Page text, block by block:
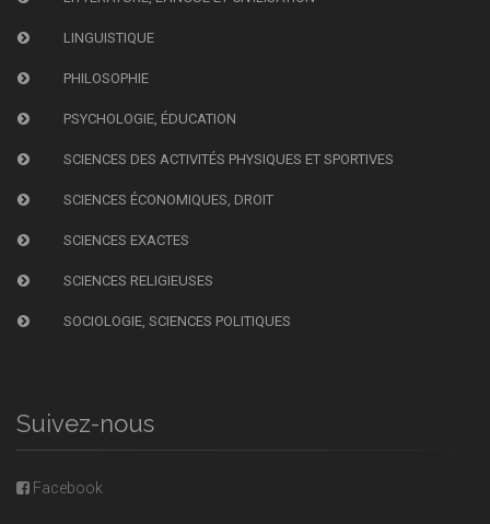
LINGUISTIQUE
PHILOSOPHIE
PSYCHOLOGIE, ÉDUCATION
SCIENCES DES ACTIVITÉS PHYSIQUES ET SPORTIVES
SCIENCES ÉCONOMIQUES, DROIT
SCIENCES EXACTES
SCIENCES RELIGIEUSES
SOCIOLOGIE, SCIENCES POLITIQUES
Suivez-nous
Facebook